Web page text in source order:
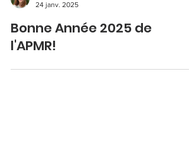
Claire Dauphin
24 janv. 2025
Bonne Année 2025 de